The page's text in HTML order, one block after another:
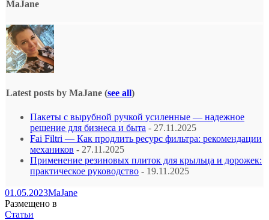
MaJane
Latest posts by MaJane (see all)
Пакеты с вырубной ручкой усиленные — надежное
решение для бизнеса и быта - 27.11.2025
Fai Filtri — Как продлить ресурс фильтра: рекомендации
механиков - 27.11.2025
Применение резиновых плиток для крыльца и дорожек:
практическое руководство - 19.11.2025
01.05.2023MaJane
Размещено в
Статьи